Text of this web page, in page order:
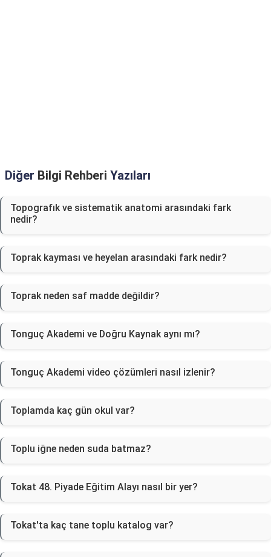
Diğer Bilgi Rehberi Yazıları
Topografık ve sistematik anatomi arasındaki fark
nedir?
Toprak kayması ve heyelan arasındaki fark nedir?
Toprak neden saf madde değildir?
Tonguç Akademi ve Doğru Kaynak aynı mı?
Tonguç Akademi video çözümleri nasıl izlenir?
Toplamda kaç gün okul var?
Toplu iğne neden suda batmaz?
Tokat 48. Piyade Eğitim Alayı nasıl bir yer?
Tokat'ta kaç tane toplu katalog var?